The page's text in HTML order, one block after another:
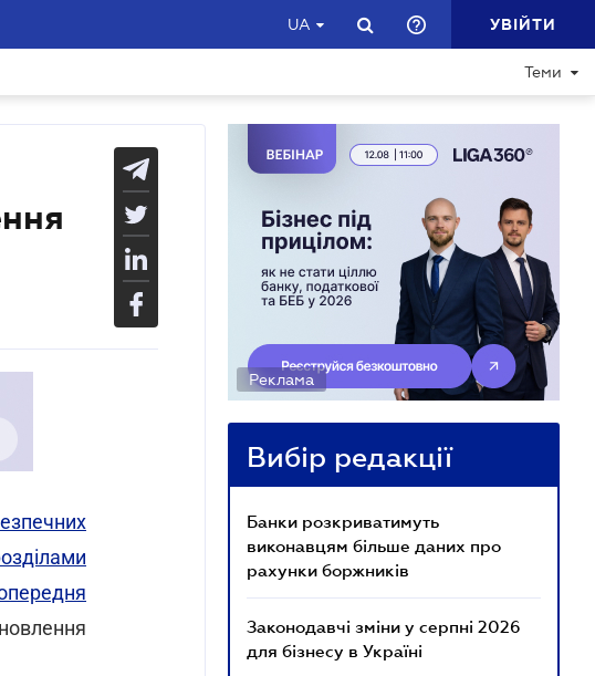
UA УВІЙТИ
Теми
Реклама
Вибір редакції
Банки розкриватимуть
виконавцям більше даних про
рахунки боржників
Законодавчі зміни у серпні 2026
для бізнесу в Україні